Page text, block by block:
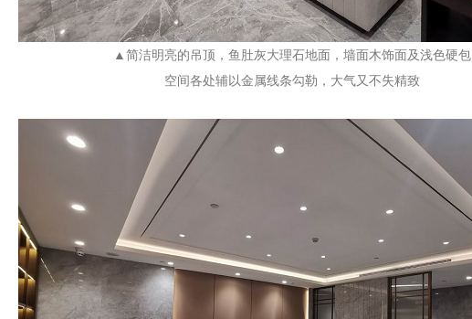
▲简洁明亮的吊顶，鱼肚灰大理石地面，墙面木饰面及浅色硬包
空间各处辅以金属线条勾勒，大气又不失精致